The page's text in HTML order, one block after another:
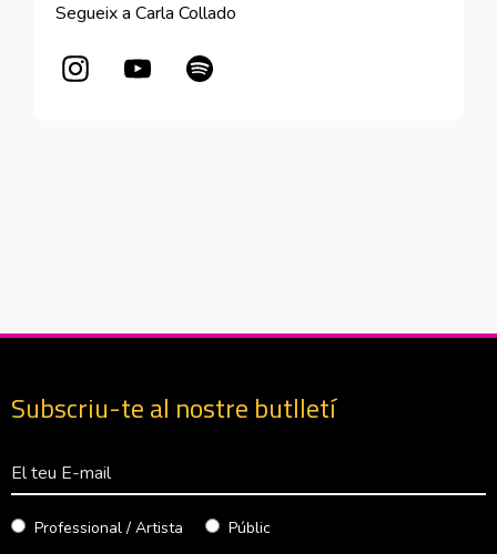
Segueix a Carla Collado
Abre en nueva ventana
Abre en nueva ventana
Abre en nueva ventana
Subscriu-te al nostre butlletí
Correu Electrònico
Professional / Artista
Públic